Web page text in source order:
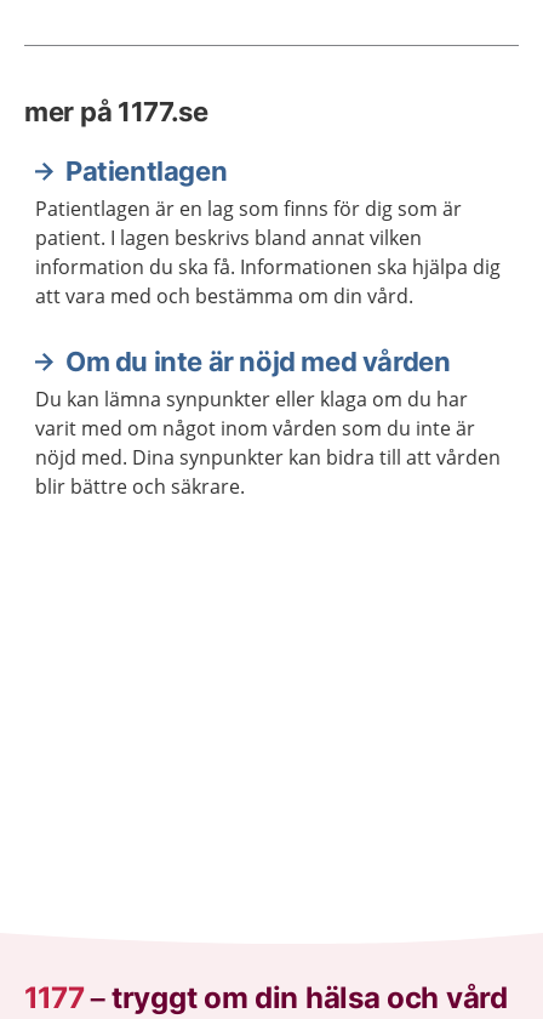
mer på 1177.se
Patientlagen
Patientlagen är en lag som finns för dig som är
patient. I lagen beskrivs bland annat vilken
information du ska få. Informationen ska hjälpa dig
att vara med och bestämma om din vård.
Om du inte är nöjd med vården
Du kan lämna synpunkter eller klaga om du har
varit med om något inom vården som du inte är
nöjd med. Dina synpunkter kan bidra till att vården
blir bättre och säkrare.
1177–tryggt om din hälsa och vård